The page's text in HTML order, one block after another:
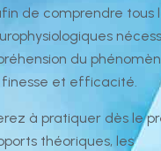
de comprendre tous
du
finesse et efficacité.
à pratiquer dès le
théoriques, les